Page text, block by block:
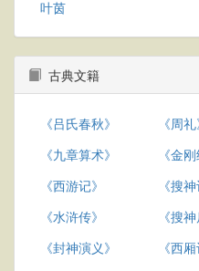
叶茵
古典文籍
《吕氏春秋》 《周礼
《九章算术》
《金刚
《西游记》
《搜神
《水浒传》
《搜
《封神演义》
《西厢